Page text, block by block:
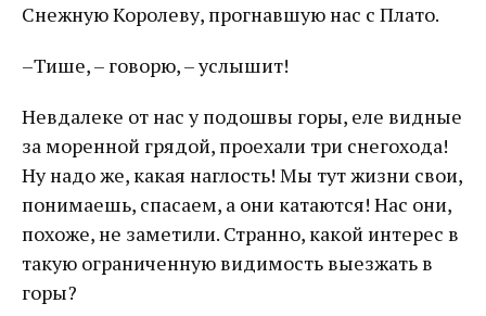
Снежную Королеву, прогнавшую нас с Плато.
–Тише, – говорю, – услышит!
Невдалеке от нас у подошвы горы, еле видные
за моренной грядой, проехали три снегохода!
Ну надо же, какая наглость! Мы тут жизни свои,
понимаешь, спасаем, а они катаются! Нас они,
похоже, не заметили. Странно, какой интерес в
такую ограниченную видимость выезжать в
горы?